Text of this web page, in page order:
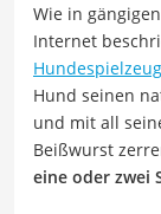
Wie in
Internet
Hund seinen
und mit all
Beißwurst
eine oder zwei